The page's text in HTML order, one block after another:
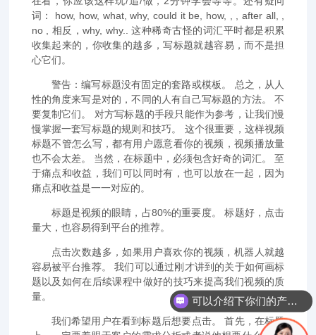
词： how, how, what, why, could it be, how, , , after all, ,
no , 相反，why, why.. 这种稀奇古怪的词汇平时都是积累
收集起来的，你收集的越多，写标题就越容易，而不是担
心它们。
警告：编写标题没有固定的套路或模板。 总之，从人
性的角度来写是对的，不同的人有自己写标题的方法。 不
要复制它们。 对方写标题的手段只能作为参考，让我们慢
慢掌握一套写标题的规则和技巧。 这个很重要，这样视频
标题不管怎么写，都有用户愿意看你的视频，视频播放量
也不会太差。 当然，在标题中，必须包含好奇的词汇。 至
于痛点和收益，我们可以同时有，也可以放在一起，因为
痛点和收益是一一对应的。
标题是视频的眼睛，占80%的重要度。 标题好，点击
量大，也容易得到平台的推荐。
点击次数越多，如果用户喜欢你的视频，机器人就越
容易被平台推荐。 我们可以通过刚才讲到的关于如何画标
题以及如何在后续课程中做好的技巧来提高我们视频的质
量。
我们希望用户在看到标题后想要点击。 首先，在标题
可以介绍下你们的产品么？